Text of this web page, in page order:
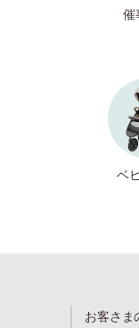
催
ベ
お客さま